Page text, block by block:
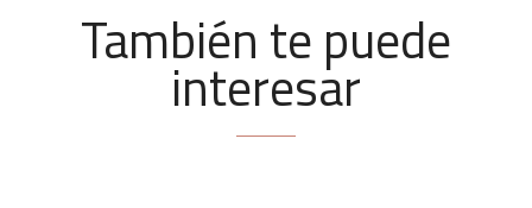
También te puede
interesar